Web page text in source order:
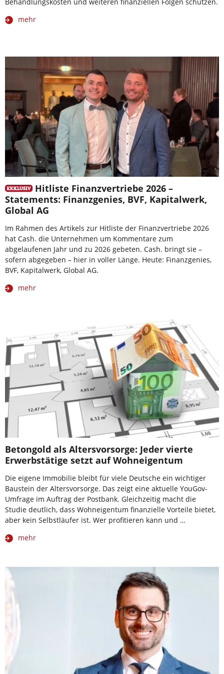
mehr
Hitliste Finanzvertriebe 2026 –
Statements: Finanzgenies, BVF, Kapitalwerk,
Global AG
Im Rahmen des Artikels zur Hitliste der Finanzvertriebe 2026
hat Cash. die Unternehmen um Kommentare zum
abgelaufenen Jahr und zu 2026 gebeten. Cash. bringt sie –
sofern abgegeben – hier in voller Länge. Heute: Finanzgenies,
BVF, Kapitalwerk, Global AG.
mehr
Betongold als Altersvorsorge: Jeder vierte
Erwerbstätige setzt auf Wohneigentum
Die eigene Immobilie bleibt für viele Deutsche ein wichtiger
Baustein der Altersvorsorge. Das zeigt eine aktuelle YouGov-
Umfrage im Auftrag der Postbank. Gleichzeitig macht die
Studie deutlich, dass Wohneigentum finanzielle Vorteile bietet,
aber kein Selbstläufer ist. Wer profitieren kann und …
mehr